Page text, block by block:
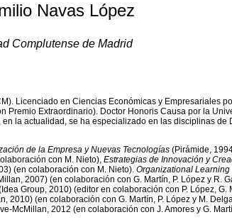
Navas López
Complutense de Madrid
Licenciado en Ciencias Económicas y Empresariales
Premio Extraordinario). Doctor Honoris Causa por la
la actualidad, se ha especializado en las disciplinas de
de la Empresa y Nuevas Tecnologías (Pirámide,
con M. Nieto), Estrategias de Innovación y
(en colaboración con M. Nieto). Organizational Learning
2007) (en colaboración con G. Martín, P. López y R.
Group, 2010) (editor en colaboración con P. López, G.
2010) (en colaboración con G. Martín, P. López y M.
McMillan, 2012 (en colaboración con J. Amores y G.